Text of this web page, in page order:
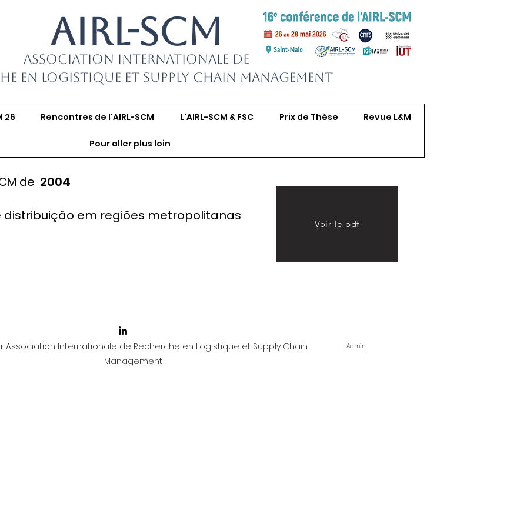
AIRL-SCM
Association Internationale de
en Logistique et Supply Chain Management
26 Rencontres de l'AIRL-SCM L'AIRL-SCM & FSC Prix de Thèse Revue L&M
Pour aller plus loin
de 2004
distribuição em regiões metropolitanas
Voir le pdf
Association Internationale de Recherche en Logistique et Supply Chain
Management
Admin